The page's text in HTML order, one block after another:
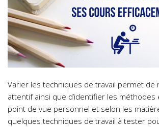
Varier les techniques de travail permet de
attentif ainsi que d’identifier les méthodes
point de vue personnel et selon les
quelques techniques de travail à tester